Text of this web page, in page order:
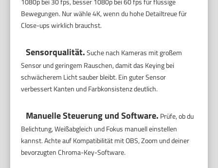
Bewegungen. Nur wähle 4K, wenn du hohe Detailtreue für
Close-ups wirklich brauchst.
Sensorqualität.Suche nach Kameras mit großem
Sensor und geringem Rauschen, damit das Keying bei
schwächerem Licht sauber bleibt. Ein guter Sensor
verbessert Kanten und Farbkonsistenz deutlich.
Manuelle Steuerung und Software. Prüfe, ob du
Belichtung, Weißabgleich und Fokus manuell einstellen
kannst. Achte auf Kompatibilität mit OBS, Zoom und deiner
bevorzugten Chroma-Key-Software.